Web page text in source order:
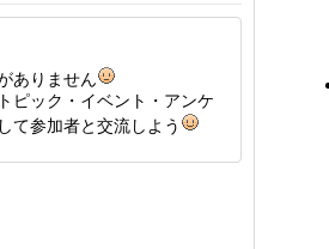
ありません
ピック・イベント・アンケ
て参加者と交流しよう